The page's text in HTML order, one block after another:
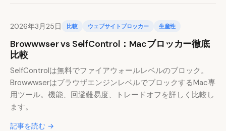
2026年3月25日 比較 ウェブサイトブロッカー 生産性
Browwwser vs SelfControl：Macブロッカー徹底
比較
SelfControlは無料でファイアウォールレベルのブロック。
BrowwwserはブラウザエンジンレベルでブロックするMac専
用ツール。機能、回避難易度、トレードオフを詳しく比較し
ます。
記事を読む →